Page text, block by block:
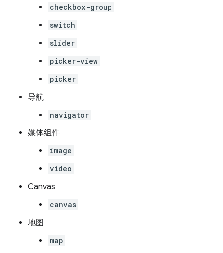
checkbox-group
switch
slider
picker-view
picker
导航
navigator
媒体组件
image
video
Canvas
canvas
地图
map